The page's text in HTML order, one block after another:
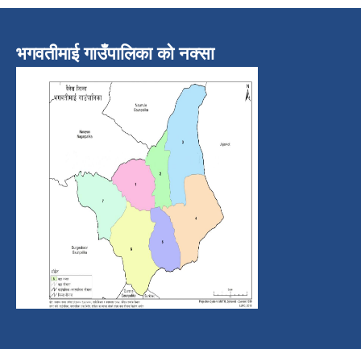
भगवतीमाई गाउँपालिका को नक्सा